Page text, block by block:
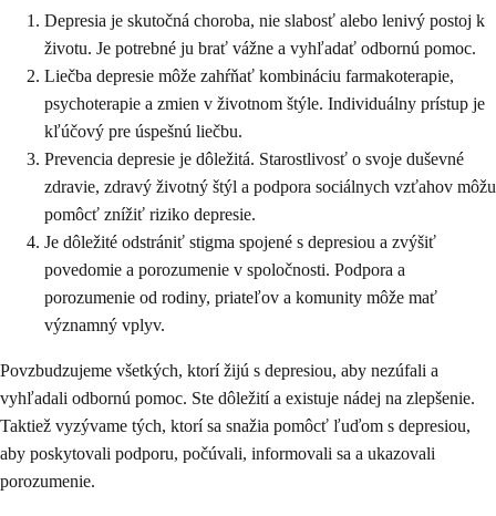
Depresia je skutočná choroba, nie slabosť alebo lenivý postoj k
životu. Je potrebné ju brať vážne a vyhľadať odbornú pomoc.
Liečba depresie môže zahŕňať kombináciu farmakoterapie,
psychoterapie a zmien v životnom štýle. Individuálny prístup je
kľúčový pre úspešnú liečbu.
Prevencia depresie je dôležitá. Starostlivosť o svoje duševné
zdravie, zdravý životný štýl a podpora sociálnych vzťahov môžu
pomôcť znížiť riziko depresie.
Je dôležité odstrániť stigma spojené s depresiou a zvýšiť
povedomie a porozumenie v spoločnosti. Podpora a
porozumenie od rodiny, priateľov a komunity môže mať
významný vplyv.
Povzbudzujeme všetkých, ktorí žijú s depresiou, aby nezúfali a
vyhľadali odbornú pomoc. Ste dôležití a existuje nádej na zlepšenie.
Taktiež vyzývame tých, ktorí sa snažia pomôcť ľuďom s depresiou,
aby poskytovali podporu, počúvali, informovali sa a ukazovali
porozumenie.